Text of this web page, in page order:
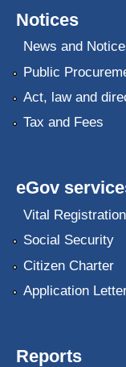
Notices
News and
Public
Act, law and
Tax and Fees
eGov
Vital Registration
Social Security
Citizen Charter
Application
Reports